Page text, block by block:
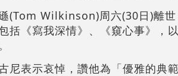
(Tom Wilkinson)周六(30日)離
括《寫我深情》、《窺心事》，
尼表示哀悼，讚他為「優雅的典